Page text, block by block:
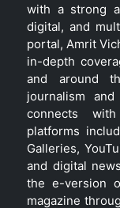
with a strong
digital, and
portal, Amrit
in-depth
and around
journalism
connects
platforms
Galleries,
and digital
the e-version
magazine